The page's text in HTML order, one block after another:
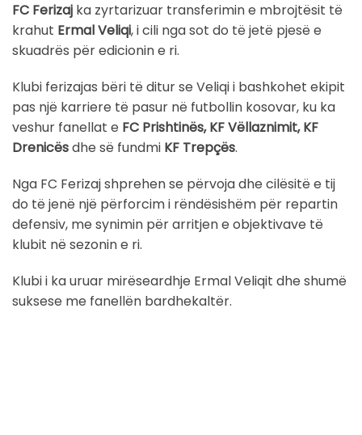
FC Ferizaj ka zyrtarizuar transferimin e mbrojtësit të
krahut Ermal Veliqi, i cili nga sot do të jetë pjesë e
skuadrës për edicionin e ri.
Klubi ferizajas bëri të ditur se Veliqi i bashkohet ekipit
pas një karriere të pasur në futbollin kosovar, ku ka
veshur fanellat e FC Prishtinës, KF Vëllaznimit, KF
Drenicësdhe së fundmi KF Trepçës.
Nga FC Ferizaj shprehen se përvoja dhe cilësitë e tij
do të jenë një përforcim i rëndësishëm për repartin
defensiv, me synimin për arritjen e objektivave të
klubit në sezonin e ri.
Klubi i ka uruar mirëseardhje Ermal Veliqit dhe shumë
suksese me fanellën bardhekaltër.